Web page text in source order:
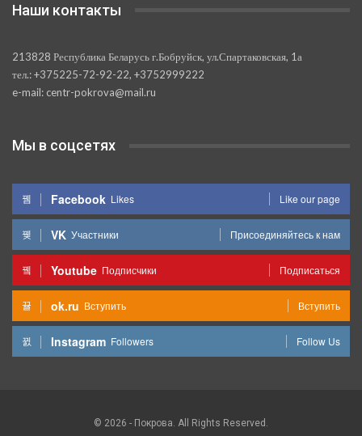
Наши контакты
213828 Республика Беларусь г.Бобруйск, ул.Спартаковская, 1а
тел.: +375225-72-92-22, +3752999222
e-mail: centr-pokrova@mail.ru
Мы в соцсетях
Facebook Likes Like our page
VK Участники Присоединяйтесь к нам
Youtube Подписчики Подписаться
ok.ru Вступить Вступить
Instagram Followers Follow Us
© 2026 - Покрова. All Rights Reserved.